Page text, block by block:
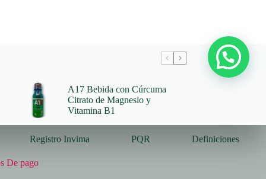
A17 Bebida con Cúrcuma
Citrato de Magnesio y
Vitamina B1
Registro Invima PQR Definiciones
De pago